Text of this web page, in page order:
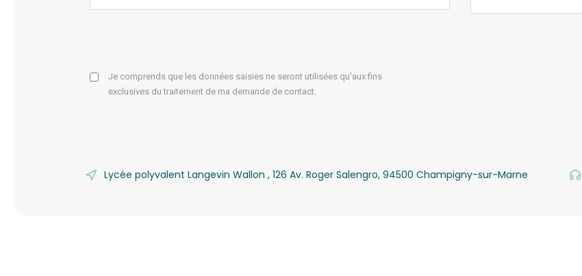
Je comprends que les données saisies ne seront utilisées qu'aux fins
exclusives du traitement de ma demande de contact.
Lycée polyvalent Langevin Wallon , 126 Av. Roger Salengro, 94500 Champigny-sur-Marne